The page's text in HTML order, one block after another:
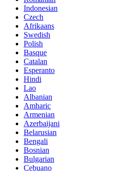
Indonesian
Czech
Afrikaans
Swedish
Polish
Basque
Catalan
Esperanto
Hindi
Lao
Albanian
Amharic
Armenian
Azerbaijani
Belarusian
Bengali
Bosnian
Bulgarian
Cebuano